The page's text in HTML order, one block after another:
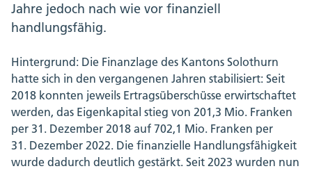
Jahre jedoch nach wie vor finanziell
handlungsfähig.
Hintergrund: Die Finanzlage des Kantons Solothurn
hatte sich in den vergangenen Jahren stabilisiert: Seit
2018 konnten jeweils Ertragsüberschüsse erwirtschaftet
werden, das Eigenkapital stieg von 201,3 Mio. Franken
per 31. Dezember 2018 auf 702,1 Mio. Franken per
31. Dezember 2022. Die finanzielle Handlungsfähigkeit
wurde dadurch deutlich gestärkt. Seit 2023 wurden nun